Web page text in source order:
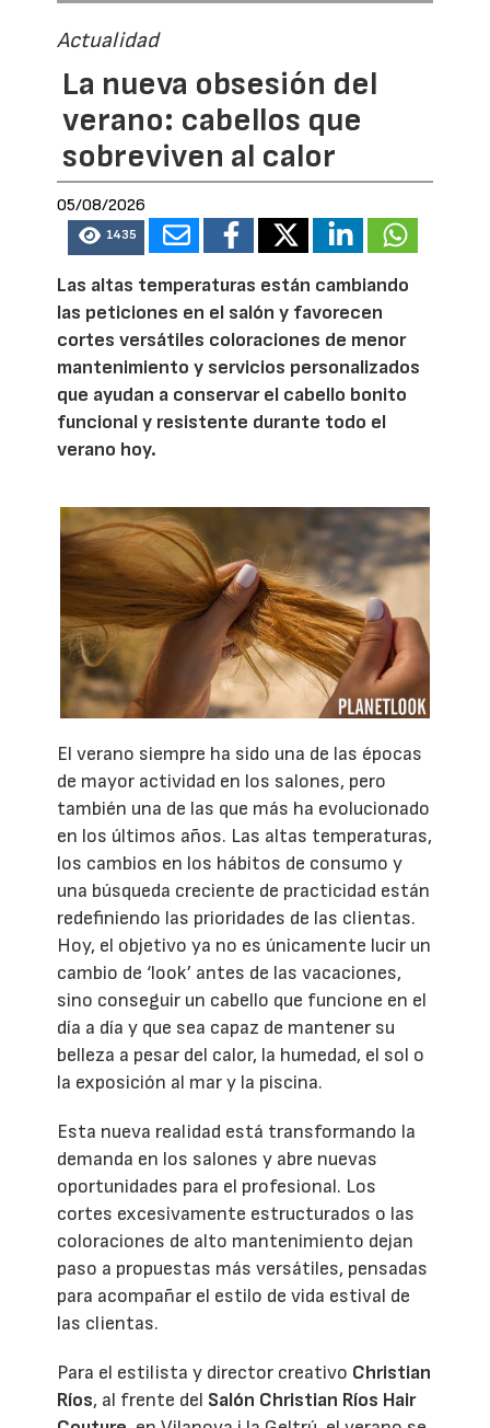
Actualidad
La nueva obsesión del
verano: cabellos que
sobreviven al calor
05/08/2026
1435
Las altas temperaturas están cambiando
las peticiones en el salón y favorecen
cortes versátiles coloraciones de menor
mantenimiento y servicios personalizados
que ayudan a conservar el cabello bonito
funcional y resistente durante todo el
verano hoy.
El verano siempre ha sido una de las épocas
de mayor actividad en los salones, pero
también una de las que más ha evolucionado
en los últimos años. Las altas temperaturas,
los cambios en los hábitos de consumo y
una búsqueda creciente de practicidad están
redefiniendo las prioridades de las clientas.
Hoy, el objetivo ya no es únicamente lucir un
cambio de ‘look’ antes de las vacaciones,
sino conseguir un cabello que funcione en el
día a día y que sea capaz de mantener su
belleza a pesar del calor, la humedad, el sol o
la exposición al mar y la piscina.
Esta nueva realidad está transformando la
demanda en los salones y abre nuevas
oportunidades para el profesional. Los
cortes excesivamente estructurados o las
coloraciones de alto mantenimiento dejan
paso a propuestas más versátiles, pensadas
para acompañar el estilo de vida estival de
las clientas.
Para el estilista y director creativo Christian
Ríos, al frente del Salón Christian Ríos Hair